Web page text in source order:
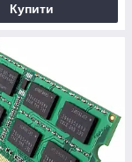
Купити